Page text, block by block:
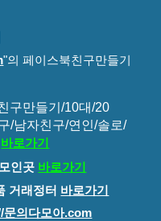
"의페이스북친구만들기
구만들기/10대/20
/남자친구/연인/솔로/
바로가기
인곳 바로가기
거래정터 바로가기
문의다모아.com